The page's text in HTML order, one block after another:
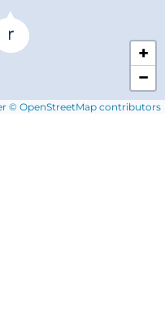
+
−
© OpenStreetMap contributors